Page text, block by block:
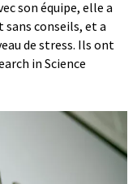
son équipe, elle a
sans conseils, et a
de stress. Ils ont
in Science